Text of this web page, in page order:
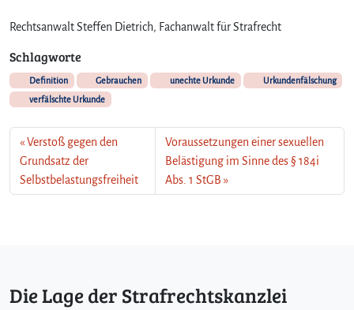
Rechtsanwalt Steffen Dietrich, Fachanwalt für Strafrecht
Schlagworte
Definition Gebrauchen unechte Urkunde
Urkundenfälschung
verfälschte Urkunde
Verstoß gegen den
Grundsatz der
Selbstbelastungsfreiheit
Voraussetzungen einer sexuellen
Belästigung im Sinne des § 184i
Abs. 1 StGB
Die Lage der Strafrechtskanzlei